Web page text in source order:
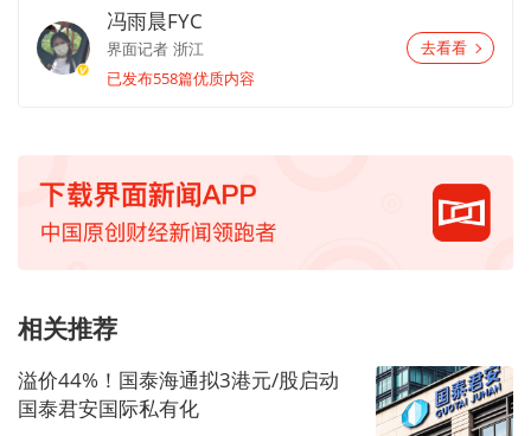
冯雨晨FYC
界面记者 浙江
已发布558篇优质内容
去看看
相关推荐
溢价44%！国泰海通拟3港元/股启动
国泰君安国际私有化